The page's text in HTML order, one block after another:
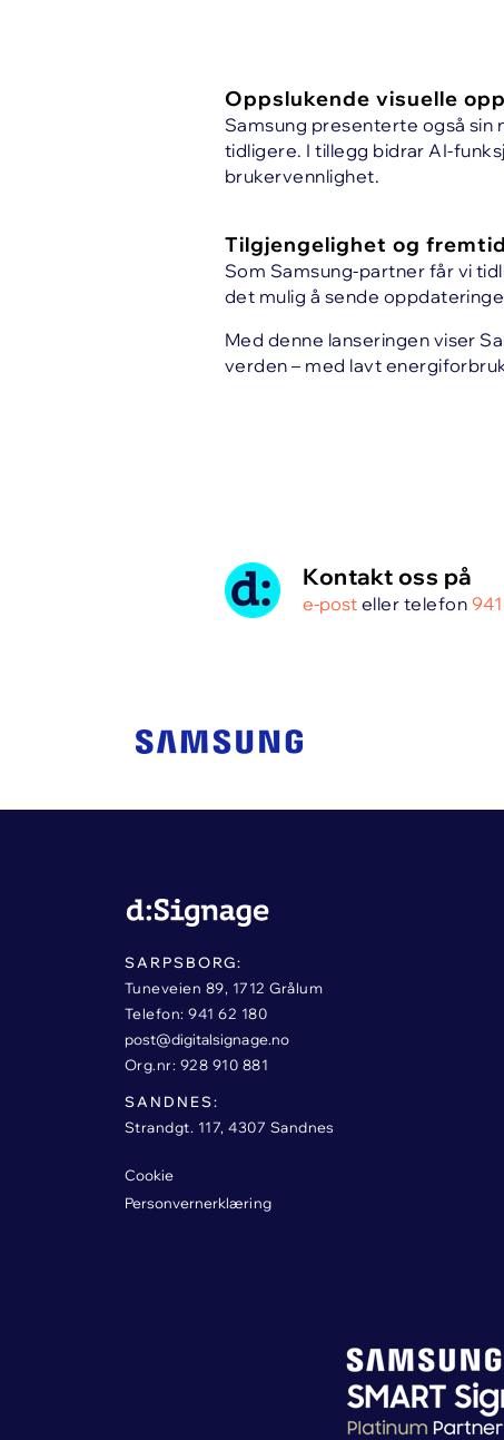
Oppslukende visuelle
Samsung presenterte også sin
tidligere. I tillegg bidrar AI-
brukervennlighet.
Tilgjengelighet og
Som Samsung-partner får vi
det mulig å sende
Med denne lanseringen viser
verden – med lavt
Kontakt oss på
e-post eller telefon
SARPSBORG:
Tuneveien 89, 1712 Grålum
Telefon: 941 62 180
post@digitalsignage.no
Org.nr: 928 910 881
SANDNES:
Strandgt. 117, 4307 Sandnes
Cookie
Personvernerklæring